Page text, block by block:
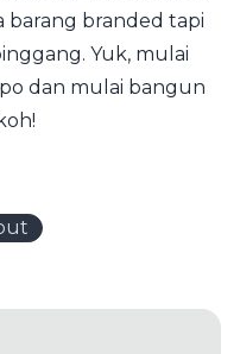
barang branded tapi
Yuk, mulai
dan mulai bangun